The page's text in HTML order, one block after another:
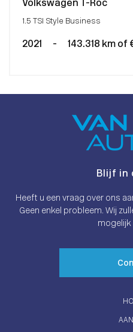
Volkswagen T-Roc
1.5 TSI Style Business
2021 - 143.318 km of
Blijf in
Heeft u een vraag over ons
Geen enkel probleem. Wij
mogelijk